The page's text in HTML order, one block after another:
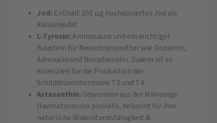
Jod: Enthält 250 μg hochdosiertes Jod als
Kaliumjodid
L-Tyrosin:Aminosäure und ein wichtiger
Baustein für Neurotransmitter wie Dopamin,
Adrenalin und Noradrenalin. Zudem ist es
essenziell für die Produktion der
Schilddrüsenhormone T3 und T4
Astaxanthin: Gewonnen aus der Mikroalge
Haematococcus pluvialis, bekannt für ihre
natürliche Widerstandsfähigkeit &